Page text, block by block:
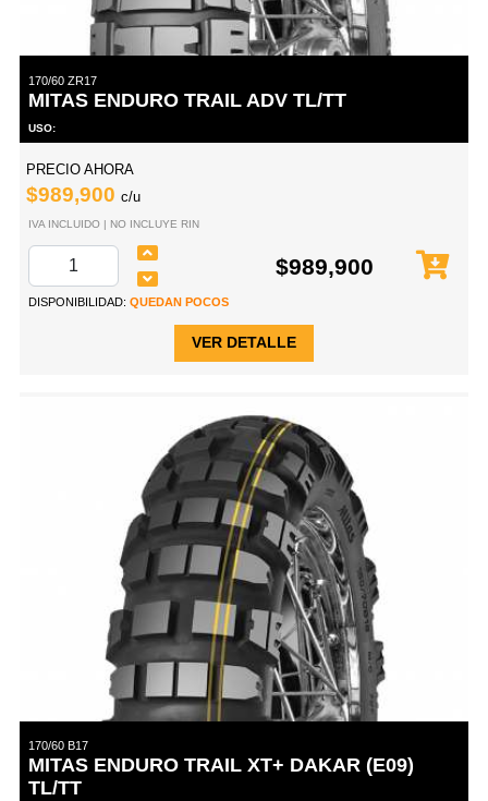
170/60 ZR17
MITAS ENDURO TRAIL ADV TL/TT
USO:
PRECIO AHORA
$989,900 c/u
IVA INCLUIDO | NO INCLUYE RIN
$989,900
DISPONIBILIDAD: QUEDAN POCOS
VER DETALLE
170/60 B17
MITAS ENDURO TRAIL XT+ DAKAR (E09)
TL/TT